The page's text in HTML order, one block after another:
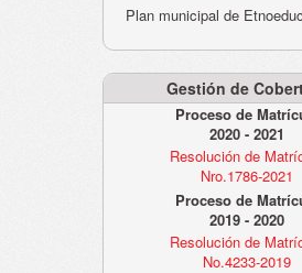
Plan municipal de
Gestión de
Proceso de
2020 - 2021
Resolución de
Nro.1786-2021
Proceso de
2019 - 2020
Resolución de
No.4233-2019